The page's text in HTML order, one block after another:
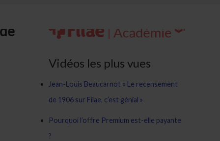
Vidéos les plus vues
Jean-Louis Beaucarnot « Le recensement
de 1906 sur Filae, c’est génial »
Pourquoi l’offre Premium est-elle payante
?